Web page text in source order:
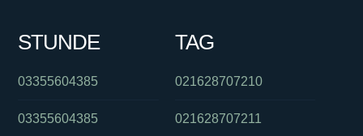
STUNDE
03355604385
03355604385
TAG
021628707210
021628707211